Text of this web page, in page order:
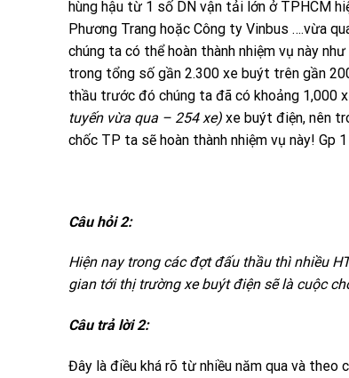
hùng hậu từ 1 số DN vận tải lớn ở TPHCM
Phương Trang hoặc Công ty Vinbus ….vừa
chúng ta có thể hoàn thành nhiệm vụ này
trong tổng số gần 2.300 xe buýt trên gần
thầu trước đó chúng ta đã có khoảng 1,000
tuyến vừa qua – 254 xe) xe buýt điện, nên
chốc TP ta sẽ hoàn thành nhiệm vụ này!
Câu hỏi 2:
Hiện nay trong các đợt đấu thầu thì nhiều
gian tới thị trường xe buýt điện sẽ là cuộc
Câu trả lời 2:
Đây là điều khá rõ từ nhiều năm qua và theo